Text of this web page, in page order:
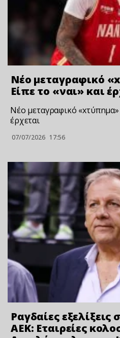
Νέο μεταγραφικό
Είπε το «ναι» και
Νέο μεταγραφικό «xτύπnμα»
έρχεται
07/07/2026 17:56
Ραγδαίες
ΑΕΚ: Εταιρείες